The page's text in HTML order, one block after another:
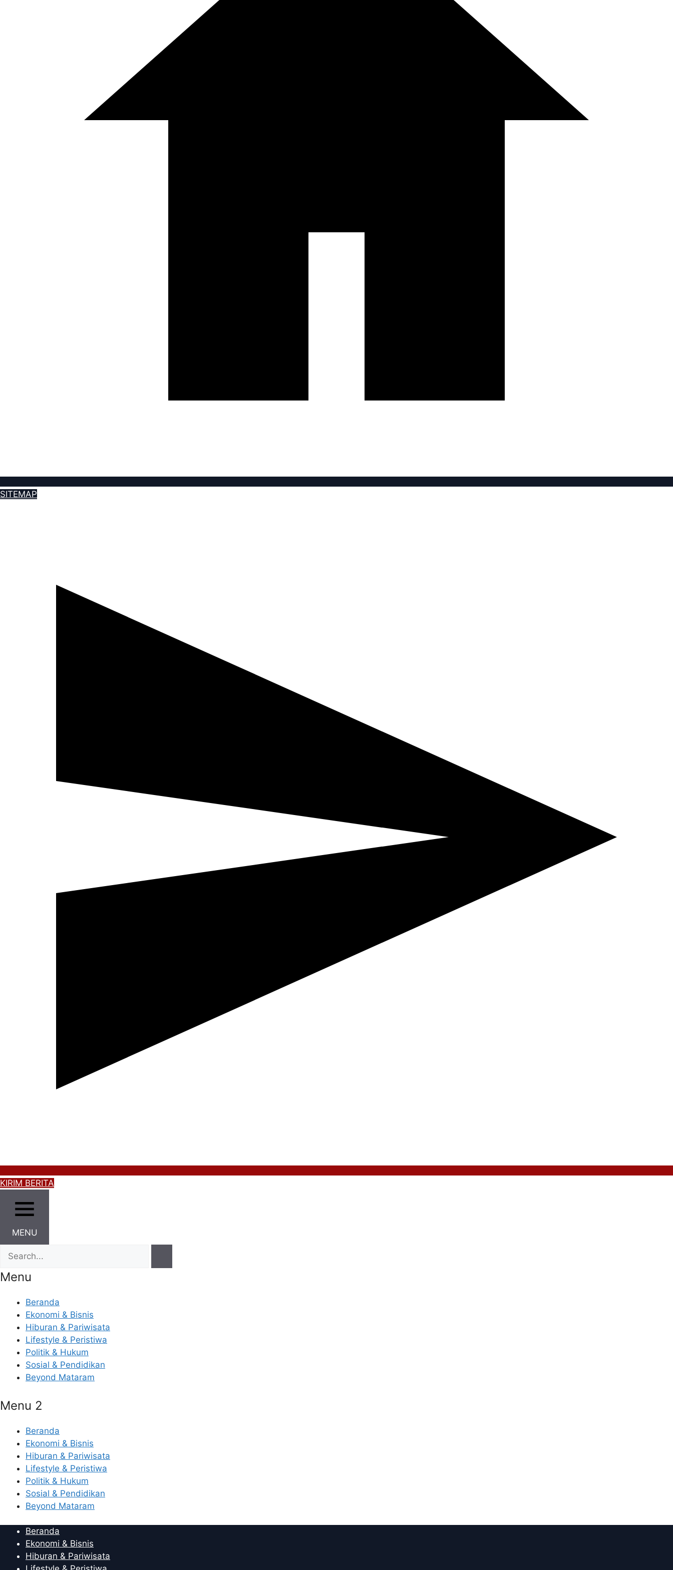
SITEMAP
KIRIM BERITA
MENU
Menu
Beranda
Ekonomi & Bisnis
Hiburan & Pariwisata
Lifestyle & Peristiwa
Politik & Hukum
Sosial & Pendidikan
Beyond Mataram
Menu 2
Beranda
Ekonomi & Bisnis
Hiburan & Pariwisata
Lifestyle & Peristiwa
Politik & Hukum
Sosial & Pendidikan
Beyond Mataram
Beranda
Ekonomi & Bisnis
Hiburan & Pariwisata